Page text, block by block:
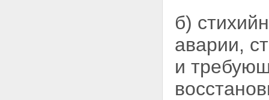
б)
аварии,
и